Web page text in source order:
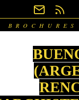
BROCHURES